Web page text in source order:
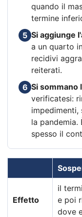
quando il
termine
5 Si aggiunge
a un quarto
recidivi
reiterati.
6 Si sommano
verificatesi:
la pandemia.
spesso il
Effetto
il
e poi
dove